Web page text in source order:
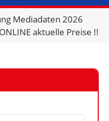
Mediadaten 2026
aktuelle Preise !!